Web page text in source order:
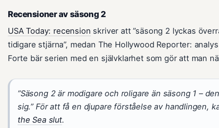
Recensioner av säsong 2
USA Today: recension skriver att ”säsong 2 lyckas
tidigare stjärna”, medan The Hollywood Reporter:
Forte bär serien med en självklarhet som gör att man
”Säsong 2 är modigare och roligare än säsong 1 –
sig.” För att få en djupare förståelse av handlingen,
the Sea slut.